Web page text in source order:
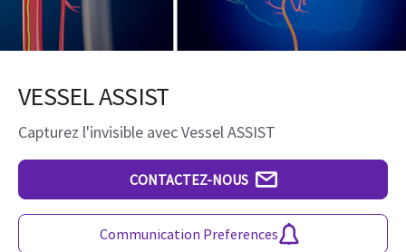
VESSEL ASSIST
Capturez l'invisible avec Vessel ASSIST
CONTACTEZ-NOUS
Communication Preferences